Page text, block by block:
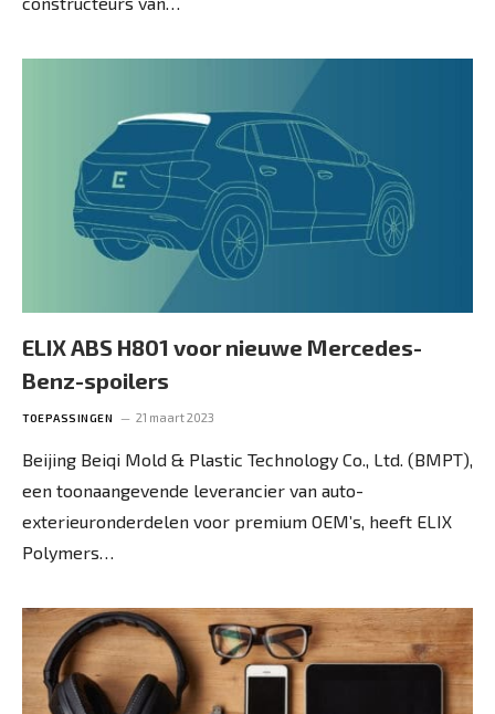
ELIX ABS H801 voor nieuwe Mercedes-
Benz-spoilers
TOEPASSINGEN 21 maart 2023
Beijing Beiqi Mold & Plastic Technology Co., Ltd. (BMPT),
een toonaangevende leverancier van auto-
exterieuronderdelen voor premium OEM’s, heeft ELIX
Polymers…